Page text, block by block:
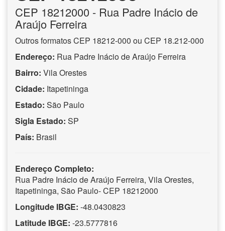
CEP 18212000 - Rua Padre Inácio de
Araújo Ferreira
Outros formatos CEP 18212-000 ou CEP 18.212-000
Endereço: Rua Padre Inácio de Araújo Ferreira
Bairro: Vila Orestes
Cidade: Itapetininga
Estado: São Paulo
Sigla Estado: SP
País: Brasil
Endereço Completo:
Rua Padre Inácio de Araújo Ferreira, Vila Orestes,
Itapetininga, São Paulo- CEP 18212000
Longitude IBGE: -48.0430823
Latitude IBGE: -23.5777816